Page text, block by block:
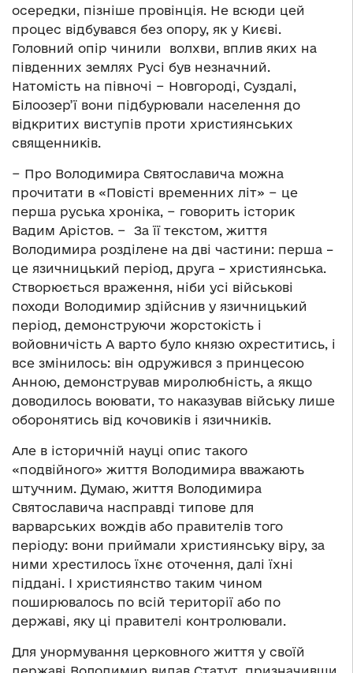
осередки, пізніше провінція. Не всюди цей
процес відбувався без опору, як у Києві.
Головний опір чинили волхви, вплив яких на
південних землях Русі був незначний.
Натомість на півночі − Новгороді, Суздалі,
Білоозер’ї вони підбурювали населення до
відкритих виступів проти християнських
священників.
− Про Володимира Святославича можна
прочитати в «Повісті временних літ» − це
перша руська хроніка, − говорить історик
Вадим Арістов. − За її текстом, життя
Володимира розділене на дві частини: перша –
це язичницький період, друга – християнська.
Створюється враження, ніби усі військові
походи Володимир здійснив у язичницький
період, демонструючи жорстокість і
войовничість А варто було князю охреститись, і
все змінилось: він одружився з принцесою
Анною, демонстрував миролюбність, а якщо
доводилось воювати, то наказував війську лише
оборонятись від кочовиків і язичників.
Але в історичній науці опис такого
«подвійного» життя Володимира вважають
штучним. Думаю, життя Володимира
Святославича насправді типове для
варварських вождів або правителів того
періоду: вони приймали християнську віру, за
ними хрестилось їхнє оточення, далі їхні
піддані. І християнство таким чином
поширювалось по всій території або по
державі, яку ці правителі контролювали.
Для унормування церковного життя у своїй